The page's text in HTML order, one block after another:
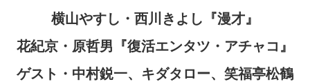
横山やすし・西川きよし『漫才』
花紀京・原哲男『復活エンタツ・アチャコ』
ゲスト・中村鋭一、キダタロー、笑福亭松鶴